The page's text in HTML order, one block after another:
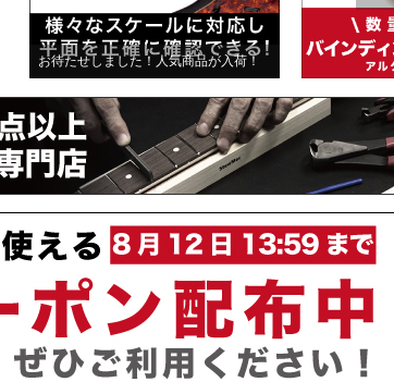
お待たせしました！人気商品が入荷！